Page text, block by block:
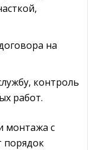
на
контроль
работ.
монтажа с
порядок